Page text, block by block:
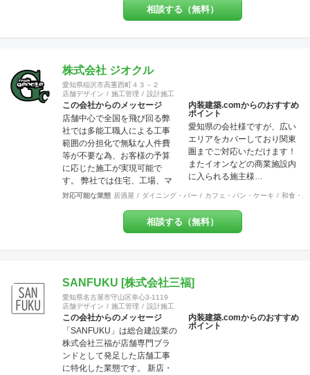
る店づくり」をモットーにし
ています。 それはデザイン優
地元に愛されるお店」を一緒
に作りましょう！ということ
です。大抵のお店は近隣のリ
ピーターで売上が支えられて
いるのですから大事なポイン
トだと思いませんか？ また個
人事業主にとって内装工事費
が大変な負担だということは
重々承知しております。コス
ト面でも最大限のご協力を
日々心がけております。ご気
いお料理・最高のサービス・
素敵な品揃えに自信あり！そ
を、私たちにお手伝いさせて
ください。
相談する（無料）
株式会社 ジオクル
愛知県稲沢市高重西町４３－２
店舗デザイン
施工管理 設計施工
この会社からのメッセージ
店舗中心で全国を飛び回る弊
社では多能工職人による工事
範囲の分担化で無駄な人件費
等が不要な為、お客様の予算
に応じた施工が実現可能で
す。 弊社では住宅、工場、マ
ンション、店舗に渡り様々な
提案力があります。 これまで
には200万〜700万程の開きで
（tenperhide31@icloud.com）
からも承ります。 その他：道
具商 愛知県公安委員会許
可 第542642304700号
内装建築.comからのおすすめ
ポイント
愛知県の会社様ですが、広い
エリアをカバーしており関東
圏までご対応いただけます！
またイオンなどの商業施設内
に入られる施主様…
対応可能な業態 居酒屋 ダイニング・バー カフェ・パン・ケーキ 和食・
相談する（無料）
SANFUKU [株式会社三福]
愛知県名古屋市守山区幸心3-1119
店舗デザイン
施工管理 設計施工
この会社からのメッセージ
「SANFUKU」は総合建設業の
株式会社三福が店舗専門ブラ
ンドとして発足した店舗工事
に特化した業態です。 新店・
内装建築.comからのおすすめ
ポイント